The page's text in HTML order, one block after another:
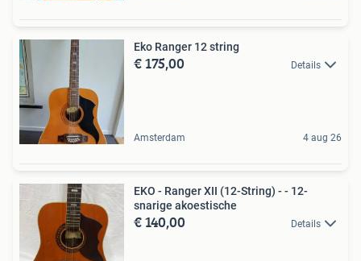
Eko Ranger 12 string
€ 175,00 Details
Amsterdam 4 aug 26
EKO - Ranger XII (12-String) - - 12-
snarige akoestische
€ 140,00 Details